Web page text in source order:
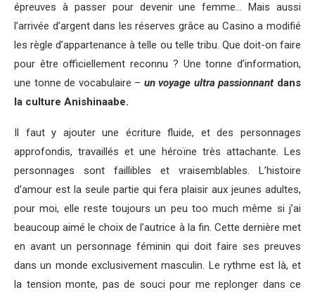
épreuves à passer pour devenir une femme… Mais aussi
l’arrivée d’argent dans les réserves grâce au Casino a modifié
les règle d’appartenance à telle ou telle tribu. Que doit-on faire
pour être officiellement reconnu ? Une tonne d’information,
une tonne de vocabulaire – un voyage ultra passionnant dans
la culture Anishinaabe.
Il faut y ajouter une écriture fluide, et des personnages
approfondis, travaillés et une héroïne très attachante. Les
personnages sont faillibles et vraisemblables. L’histoire
d’amour est la seule partie qui fera plaisir aux jeunes adultes,
pour moi, elle reste toujours un peu too much même si j’ai
beaucoup aimé le choix de l’autrice à la fin. Cette dernière met
en avant un personnage féminin qui doit faire ses preuves
dans un monde exclusivement masculin. Le rythme est là, et
la tension monte, pas de souci pour me replonger dans ce